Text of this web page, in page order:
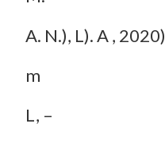
A. N.), L). A , 2020)
m
L, –